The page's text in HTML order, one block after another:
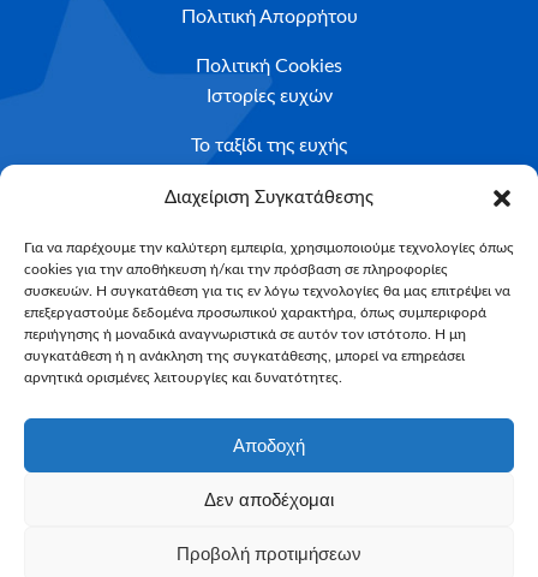
Διαχείριση Συγκατάθεσης
Για να παρέχουμε την καλύτερη εμπειρία, χρησιμοποιούμε τεχνολογίες όπως
cookies για την αποθήκευση ή/και την πρόσβαση σε πληροφορίες
συσκευών. Η συγκατάθεση για τις εν λόγω τεχνολογίες θα μας επιτρέψει να
επεξεργαστούμε δεδομένα προσωπικού χαρακτήρα, όπως συμπεριφορά
περιήγησης ή μοναδικά αναγνωριστικά σε αυτόν τον ιστότοπο. Η μη
συγκατάθεση ή η ανάκληση της συγκατάθεσης, μπορεί να επηρεάσει
αρνητικά ορισμένες λειτουργίες και δυνατότητες.
Αποδοχή
Δεν αποδέχομαι
Προβολή προτιμήσεων
Πολιτική Απορρήτου
Πολιτική Cookies
Ιστορίες ευχών
Το ταξίδι της ευχής
Κριτήρια Καταλληλότητας
Υποβολή Αιτήματος
NEWSLETTER
Email*
All Rights Reserved